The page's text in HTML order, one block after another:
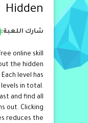
Hidden
شارك اللعبة:
online skill
the hidden
level has
levels in total.
and find all
out. Clicking
reduces the